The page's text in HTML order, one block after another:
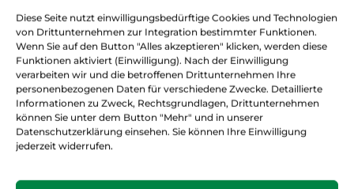
Diese Seite nutzt einwilligungsbedürftige Cookies und Technologien
von Drittunternehmen zur Integration bestimmter Funktionen.
Wenn Sie auf den Button "Alles akzeptieren" klicken, werden diese
Funktionen aktiviert (Einwilligung). Nach der Einwilligung
verarbeiten wir und die betroffenen Drittunternehmen Ihre
personenbezogenen Daten für verschiedene Zwecke. Detaillierte
Informationen zu Zweck, Rechtsgrundlagen, Drittunternehmen
können Sie unter dem Button "Mehr" und in unserer
Datenschutzerklärung einsehen. Sie können Ihre Einwilligung
jederzeit widerrufen.